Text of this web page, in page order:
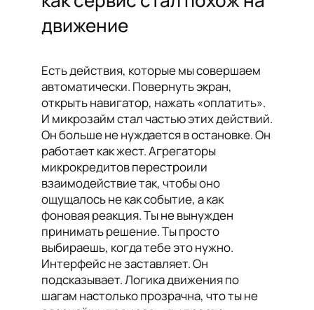
движение
Есть действия, которые мы совершаем
автоматически. Повернуть экран,
открыть навигатор, нажать «оплатить».
И микрозайм стал частью этих действий.
Он больше не нуждается в остановке. Он
работает как жест. Агрегаторы
микрокредитов перестроили
взаимодействие так, чтобы оно
ощущалось не как событие, а как
фоновая реакция. Ты не вынужден
принимать решение. Ты просто
выбираешь, когда тебе это нужно.
Интерфейс не заставляет. Он
подсказывает. Логика движения по
шагам настолько прозрачна, что ты не